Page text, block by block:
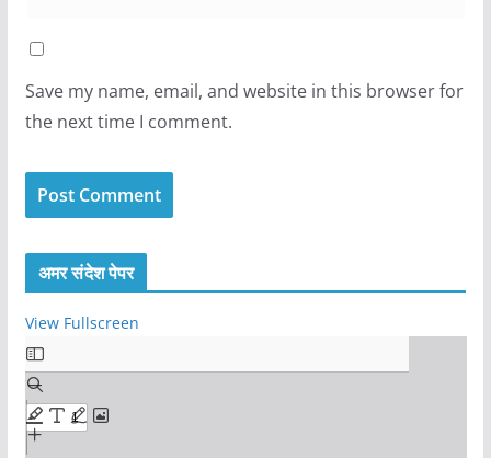
Save my name, email, and website in this browser for
the next time I comment.
अमर संदेश पेपर
View Fullscreen
S
k
i
p